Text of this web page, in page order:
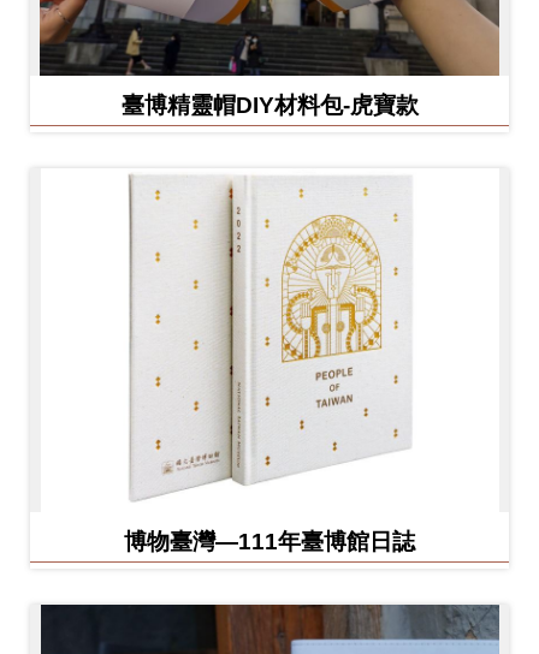
臺博精靈帽DIY材料包-虎寶款
博物臺灣—111年臺博館日誌